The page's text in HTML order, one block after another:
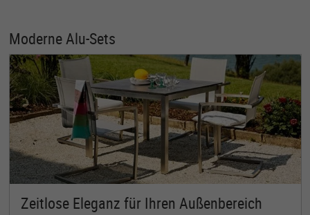
Moderne Alu-Sets
Zeitlose Eleganz für Ihren Außenbereich